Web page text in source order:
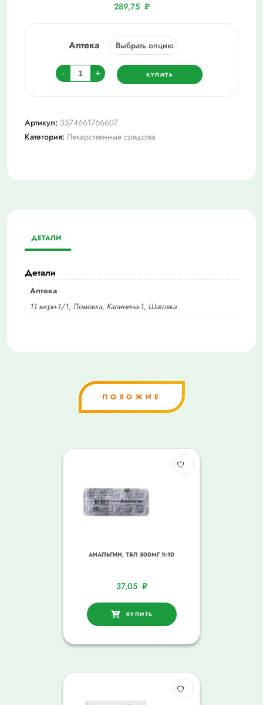
289,75 ₽
Аптека
-
Количество
товара
Ринза,
№10
+ КУПИТЬ
Артикул: 3574661766607
Категория: Лекарственные средства
ДЕТАЛИ
Детали
Аптека
11 мкрн-1/1, Ломовка, Калинина-1, Шатовка
ПОХОЖИЕ
АНАЛЬГИН, ТБЛ 500МГ №10
37,05 ₽
КУПИТЬ